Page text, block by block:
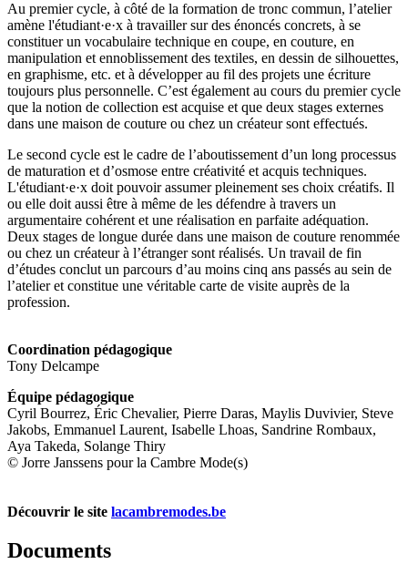
Au premier cycle, à côté de la formation de tronc commun, l’atelier
amène l'étudiant·e·x à travailler sur des énoncés concrets, à se
constituer un vocabulaire technique en coupe, en couture, en
manipulation et ennoblissement des textiles, en dessin de silhouettes,
en graphisme, etc. et à développer au fil des projets une écriture
toujours plus personnelle. C’est également au cours du premier cycle
que la notion de collection est acquise et que deux stages externes
dans une maison de couture ou chez un créateur sont effectués.
Le second cycle est le cadre de l’aboutissement d’un long processus
de maturation et d’osmose entre créativité et acquis techniques.
L'étudiant·e·x doit pouvoir assumer pleinement ses choix créatifs. Il
ou elle doit aussi être à même de les défendre à travers un
argumentaire cohérent et une réalisation en parfaite adéquation.
Deux stages de longue durée dans une maison de couture renommée
ou chez un créateur à l’étranger sont réalisés. Un travail de fin
d’études conclut un parcours d’au moins cinq ans passés au sein de
l’atelier et constitue une véritable carte de visite auprès de la
profession.
Coordination pédagogique
Tony Delcampe
Équipe pédagogique
Cyril Bourrez, Éric Chevalier, Pierre Daras, Maylis Duvivier, Steve
Jakobs, Emmanuel Laurent, Isabelle Lhoas, Sandrine Rombaux,
Aya Takeda, Solange Thiry
© Jorre Janssens pour la Cambre Mode(s)
Découvrir le site lacambremodes.be
Documents